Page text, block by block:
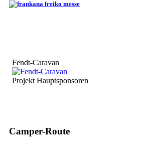
Fendt-Caravan
Projekt Hauptsponsoren
Camper-Route